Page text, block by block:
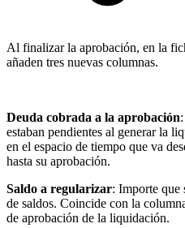
Al finalizar la aprobación, en la
añaden tres nuevas columnas.
Deuda cobrada a la aprobación
estaban pendientes al generar la
en el espacio de tiempo que va
hasta su aprobación.
Saldo a regularizar: Importe que
de saldos. Coincide con la
de aprobación de la liquidación.